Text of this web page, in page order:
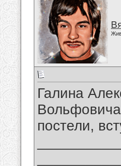
Галина
постели,